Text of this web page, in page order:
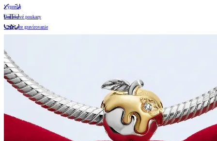
Výpredaj
Darčekové poukazy
Vzory pre gravírovanie